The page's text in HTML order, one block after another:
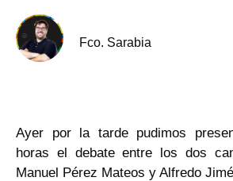
Fco. Sarabia
Ayer por la tarde pudimos
horas el debate entre los dos
Manuel Pérez Mateos y Alfredo